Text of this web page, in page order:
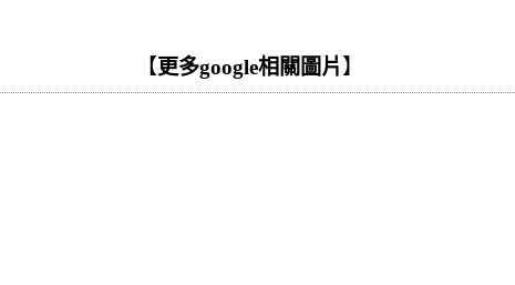
【更多google相關圖片 】